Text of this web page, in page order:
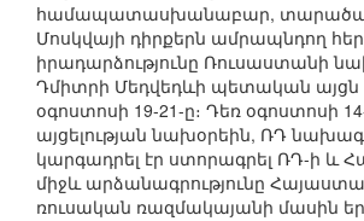
համապատասխանաբար,
Մոսկվայի դիրքերն ամրապնդող
իրադարձությունը Ռուսաստանի
Դմիտրի Մեդվեդևի պետական
օգոստոսի 19-21-ը։ Դեռ օգոստոսի
այցելության նախօրեին, ՌԴ
կարգադրել էր ստորագրել ՌԴ-ի և
միջև արձանագրությունը
ռուսական ռազմակայանի մասին